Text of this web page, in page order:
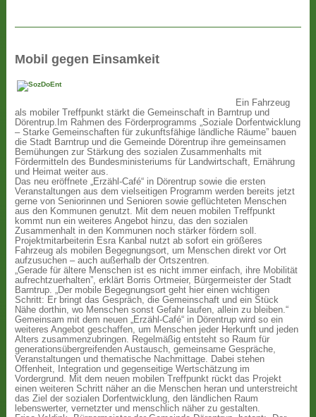
Mobil gegen Einsamkeit
Ein Fahrzeug
als mobiler Treffpunkt stärkt die Gemeinschaft in Barntrup und
Dörentrup.Im Rahmen des Förderprogramms „Soziale Dorfentwicklung
– Starke Gemeinschaften für zukunftsfähige ländliche Räume” bauen
die Stadt Barntrup und die Gemeinde Dörentrup ihre gemeinsamen
Bemühungen zur Stärkung des sozialen Zusammenhalts mit
Fördermitteln des Bundesministeriums für Landwirtschaft, Ernährung
und Heimat weiter aus.
Das neu eröffnete „Erzähl-Café“ in Dörentrup sowie die ersten
Veranstaltungen aus dem vielseitigen Programm werden bereits jetzt
gerne von Seniorinnen und Senioren sowie geflüchteten Menschen
aus den Kommunen genutzt. Mit dem neuen mobilen Treffpunkt
kommt nun ein weiteres Angebot hinzu, das den sozialen
Zusammenhalt in den Kommunen noch stärker fördern soll.
Projektmitarbeiterin Esra Kanbal nutzt ab sofort ein größeres
Fahrzeug als mobilen Begegnungsort, um Menschen direkt vor Ort
aufzusuchen – auch außerhalb der Ortszentren.
„Gerade für ältere Menschen ist es nicht immer einfach, ihre Mobilität
aufrechtzuerhalten”, erklärt Borris Ortmeier, Bürgermeister der Stadt
Barntrup. „Der mobile Begegnungsort geht hier einen wichtigen
Schritt: Er bringt das Gespräch, die Gemeinschaft und ein Stück
Nähe dorthin, wo Menschen sonst Gefahr laufen, allein zu bleiben.“
Gemeinsam mit dem neuen „Erzähl-Café“ in Dörentrup wird so ein
weiteres Angebot geschaffen, um Menschen jeder Herkunft und jeden
Alters zusammenzubringen. Regelmäßig entsteht so Raum für
generationsübergreifenden Austausch, gemeinsame Gespräche,
Veranstaltungen und thematische Nachmittage. Dabei stehen
Offenheit, Integration und gegenseitige Wertschätzung im
Vordergrund. Mit dem neuen mobilen Treffpunkt rückt das Projekt
einen weiteren Schritt näher an die Menschen heran und unterstreicht
das Ziel der sozialen Dorfentwicklung, den ländlichen Raum
lebenswerter, vernetzter und menschlich näher zu gestalten.